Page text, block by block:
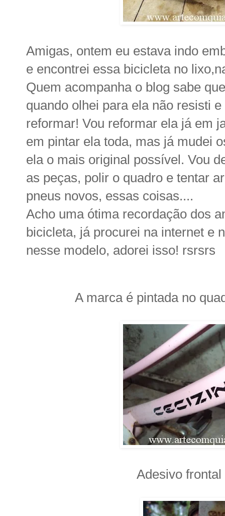
Amigas, ontem eu estava indo
e encontrei essa bicicleta no
Quem acompanha o blog sabe
quando olhei para ela não resisti
reformar! Vou reformar ela já em
em pintar ela toda, mas já mudei
ela o mais original possível. Vou
as peças, polir o quadro e tentar
pneus novos, essas coisas....
Acho uma ótima recordação dos
bicicleta, já procurei na internet e
nesse modelo, adorei isso! rsrsrs
A marca é pintada no
Adesivo